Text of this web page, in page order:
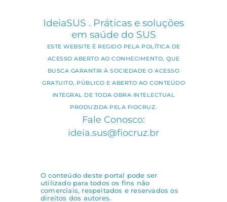
IdeiaSUS . Práticas e soluções
em saúde do SUS
ESTE WEBSITE É REGIDO PELA POLÍTICA DE
ACESSO ABERTO AO CONHECIMENTO, QUE
BUSCA GARANTIR À SOCIEDADE O ACESSO
GRATUITO, PÚBLICO E ABERTO AO CONTEÚDO
INTEGRAL DE TODA OBRA INTELECTUAL
PRODUZIDA PELA FIOCRUZ.
Fale Conosco:
ideia.sus@fiocruz.br
O conteúdo deste portal pode ser
utilizado para todos os fins não
comerciais, respeitados e reservados os
direitos dos autores.